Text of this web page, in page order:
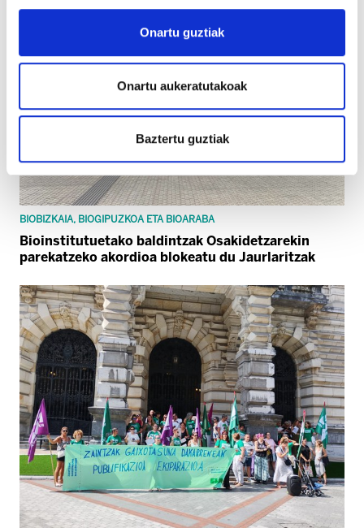
Onartu guztiak
Onartu aukeratutakoak
Baztertu guztiak
BIOBIZKAIA, BIOGIPUZKOA ETA BIOARABA
Bioinstitutuetako baldintzak Osakidetzarekin
parekatzeko akordioa blokeatu du Jaurlaritzak